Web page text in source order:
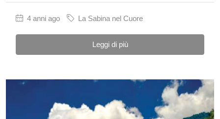
4 anni ago La Sabina nel Cuore
Leggi di più